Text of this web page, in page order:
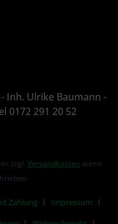
Inh. Ulrike Baumann -
0172 291 20 52
zzgl. Versandkosten wenn
Zahlung
Impressum